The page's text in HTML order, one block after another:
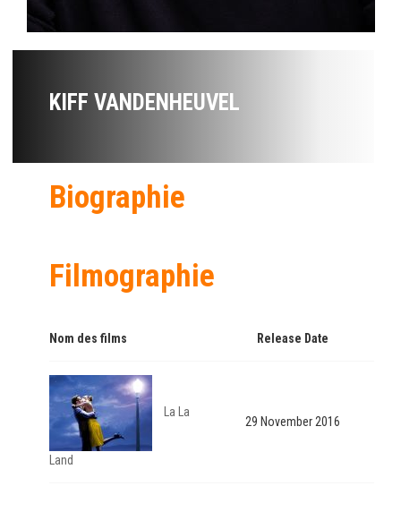
KIFF VANDENHEUVEL
Biographie
Filmographie
Nom des films Release Date
La La
Land
29 November 2016